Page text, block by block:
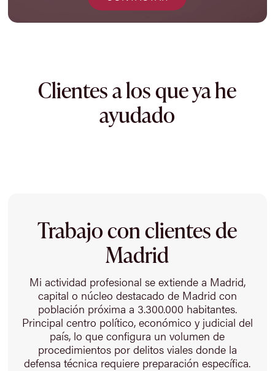
Clientes a los que ya he
ayudado
Trabajo con clientes de
Madrid
Mi actividad profesional se extiende a Madrid,
capital o núcleo destacado de Madrid con
población próxima a 3.300.000 habitantes.
Principal centro político, económico y judicial del
país, lo que configura un volumen de
procedimientos por delitos viales donde la
defensa técnica requiere preparación específica.